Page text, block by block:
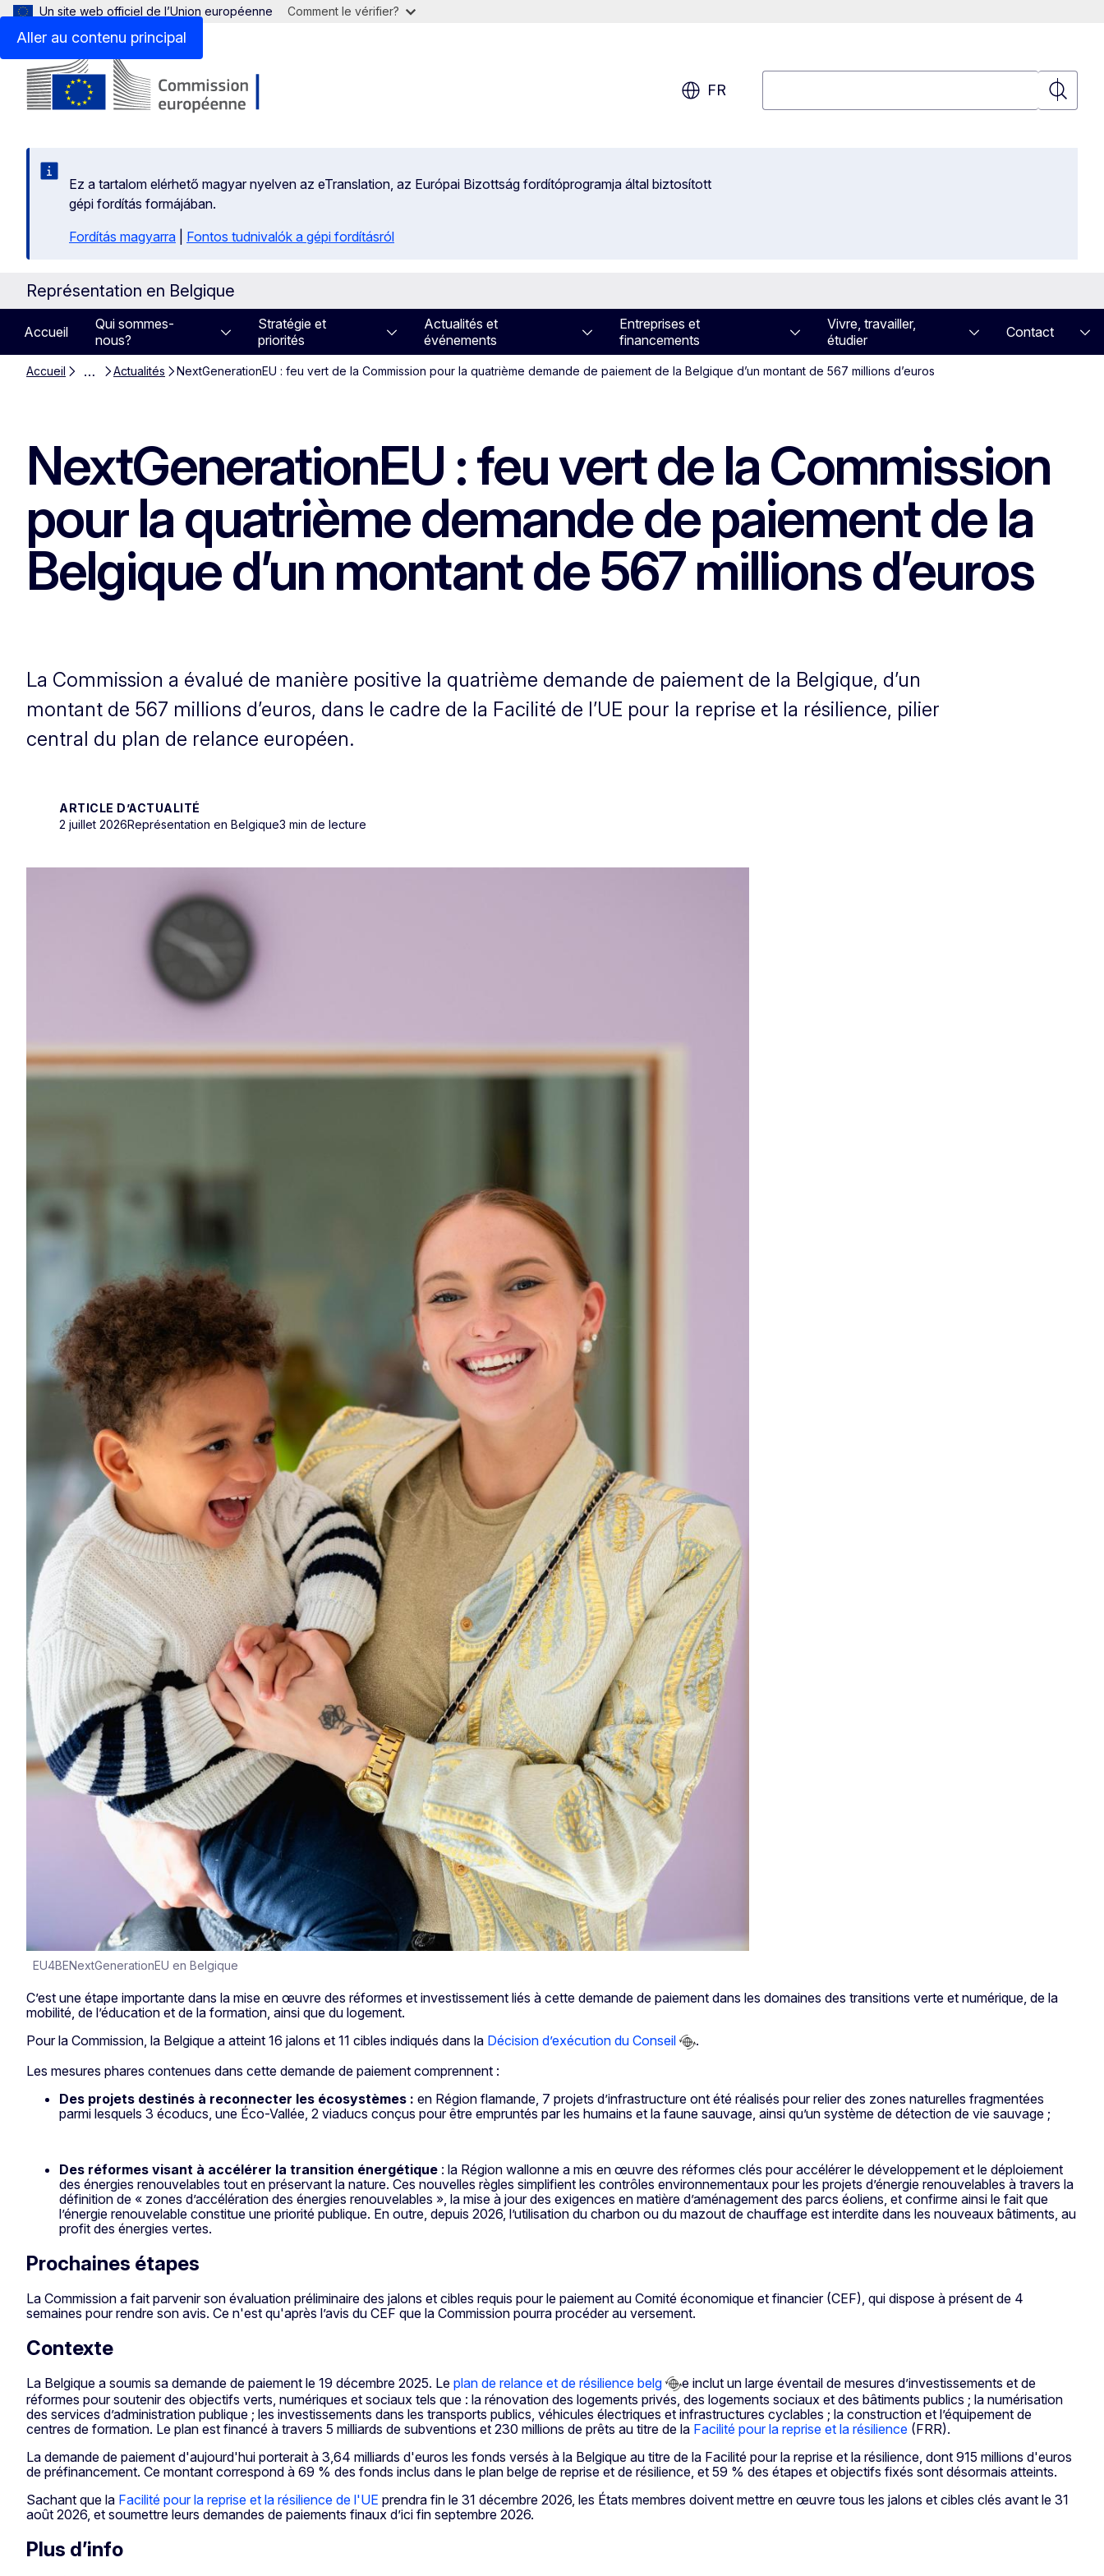
Aller au contenu principal
Un site web officiel de l’Union européenne Comment le vérifier?
FR
Ez a tartalom elérhető magyar nyelven az eTranslation, az Európai Bizottság fordítóprogramja által biztosított
gépi fordítás formájában.
Fordítás magyarra
Fontos tudnivalók a gépi fordításról
Représentation en Belgique
Accueil
Qui sommes-
nous?
Stratégie et
priorités
Actualités et
événements
Entreprises et
financements
Vivre, travailler,
étudier
Contact
Accueil … Actualités NextGenerationEU : feu vert de la Commission pour la quatrième demande de paiement de la Belgique d’un montant de 567 millions d’euros
NextGenerationEU : feu vert de la Commission
pour la quatrième demande de paiement de la
Belgique d’un montant de 567 millions d’euros
La Commission a évalué de manière positive la quatrième demande de paiement de la Belgique, d’un
montant de 567 millions d’euros, dans le cadre de la Facilité de l’UE pour la reprise et la résilience, pilier
central du plan de relance européen.
ARTICLE D’ACTUALITÉ
2 juillet 2026Représentation en Belgique3 min de lecture
EU4BENextGenerationEU en Belgique
C’est une étape importante dans la mise en œuvre des réformes et investissement liés à cette demande de paiement dans les domaines des transitions verte et numérique, de la
mobilité, de l’éducation et de la formation, ainsi que du logement.
Pour la Commission, la Belgique a atteint 16 jalons et 11 cibles indiqués dans la Décision d’exécution du Conseil
.
Les mesures phares contenues dans cette demande de paiement comprennent :
Des projets destinés à reconnecter les écosystèmes : en Région flamande, 7 projets d’infrastructure ont été réalisés pour relier des zones naturelles fragmentées
parmi lesquels 3 écoducs, une Éco-Vallée, 2 viaducs conçus pour être empruntés par les humains et la faune sauvage, ainsi qu’un système de détection de vie sauvage ;
Des réformes visant à accélérer la transition énergétique : la Région wallonne a mis en œuvre des réformes clés pour accélérer le développement et le déploiement
des énergies renouvelables tout en préservant la nature. Ces nouvelles règles simplifient les contrôles environnementaux pour les projets d’énergie renouvelables à travers la
définition de « zones d’accélération des énergies renouvelables », la mise à jour des exigences en matière d’aménagement des parcs éoliens, et confirme ainsi le fait que
l’énergie renouvelable constitue une priorité publique. En outre, depuis 2026, l’utilisation du charbon ou du mazout de chauffage est interdite dans les nouveaux bâtiments, au
profit des énergies vertes.
Prochaines étapes
La Commission a fait parvenir son évaluation préliminaire des jalons et cibles requis pour le paiement au Comité économique et financier (CEF), qui dispose à présent de 4
semaines pour rendre son avis. Ce n'est qu'après l’avis du CEF que la Commission pourra procéder au versement.
Contexte
La Belgique a soumis sa demande de paiement le 19 décembre 2025. Le plan de relance et de résilience belg
e inclut un large éventail de mesures d’investissements et de
réformes pour soutenir des objectifs verts, numériques et sociaux tels que : la rénovation des logements privés, des logements sociaux et des bâtiments publics ; la numérisation
des services d’administration publique ; les investissements dans les transports publics, véhicules électriques et infrastructures cyclables ; la construction et l’équipement de
centres de formation. Le plan est financé à travers 5 milliards de subventions et 230 millions de prêts au titre de la Facilité pour la reprise et la résilience (FRR).
La demande de paiement d'aujourd'hui porterait à 3,64 milliards d'euros les fonds versés à la Belgique au titre de la Facilité pour la reprise et la résilience, dont 915 millions d'euros
de préfinancement. Ce montant correspond à 69 % des fonds inclus dans le plan belge de reprise et de résilience, et 59 % des étapes et objectifs fixés sont désormais atteints.
Sachant que la Facilité pour la reprise et la résilience de l'UE prendra fin le 31 décembre 2026, les États membres doivent mettre en œuvre tous les jalons et cibles clés avant le 31
août 2026, et soumettre leurs demandes de paiements finaux d’ici fin septembre 2026.
Plus d’info